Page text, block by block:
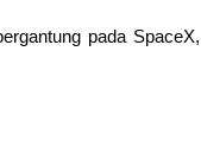
pada SpaceX,